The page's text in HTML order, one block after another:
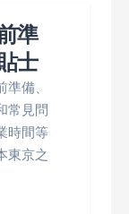
準
士
備、
常見問
時間等
東京之